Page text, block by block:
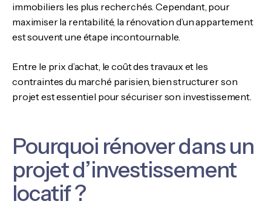
immobiliers les plus recherchés. Cependant, pour
maximiser la rentabilité, la rénovation d’un appartement
est souvent une étape incontournable.
Entre le prix d’achat, le coût des travaux et les
contraintes du marché parisien, bien structurer son
projet est essentiel pour sécuriser son investissement.
Pourquoi rénover dans un
projet d’investissement
locatif ?